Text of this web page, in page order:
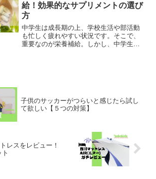
給！効果的なサプリメントの選び
方
中学生は成長期の上、学校生活や部活動
も忙しく疲れやすい状況です。そこで、
重要なのが栄養補給。しかし、中学生に
子供のサッカーがつらいと感じたら試し
て欲しい【５つの対策】
レスをレビュー！